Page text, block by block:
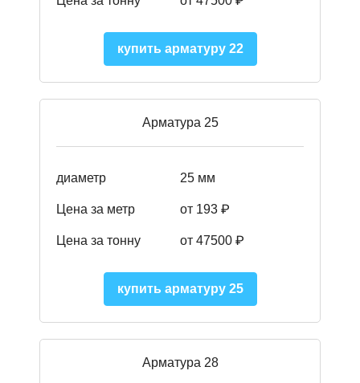
купить арматуру 22
Арматура 25
диаметр 25 мм
Цена за метр от 193 ₽
Цена за тонну от 47500 ₽
купить арматуру 25
Арматура 28